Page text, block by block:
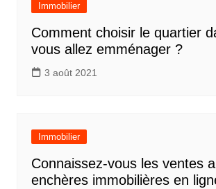
Immobilier
Comment choisir le quartier
vous allez emménager ?
3 août 2021
Immobilier
Connaissez-vous les ventes
enchères immobilières en